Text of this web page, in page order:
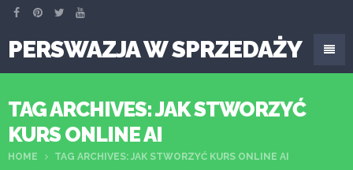
PERSWAZJA W SPRZEDAŻY
TAG ARCHIVES: JAK STWORZYĆ
KURS ONLINE AI
HOME TAG ARCHIVES: JAK STWORZYĆ KURS ONLINE AI